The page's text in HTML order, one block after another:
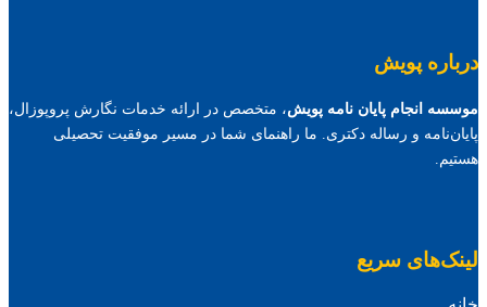
درباره پویش
موسسه انجام پایان نامه پویش، متخصص در ارائه خدمات نگارش پروپوزال،
پایان‌نامه و رساله دکتری. ما راهنمای شما در مسیر موفقیت تحصیلی
هستیم.
لینک‌های سریع